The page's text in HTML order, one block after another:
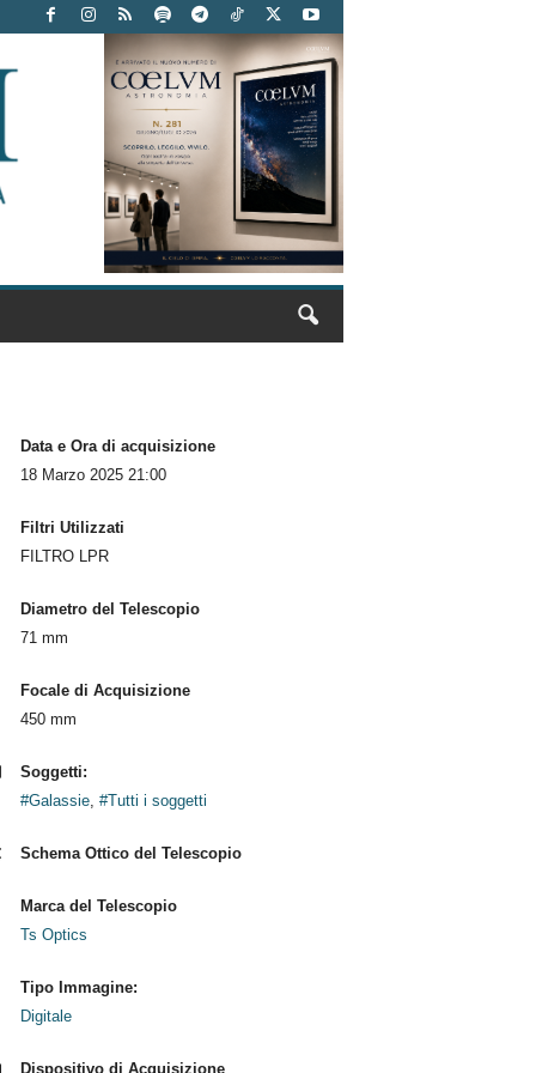
Data e Ora di acquisizione
18 Marzo 2025 21:00
Filtri Utilizzati
FILTRO LPR
Diametro del Telescopio
71 mm
Focale di Acquisizione
450 mm
Soggetti:
#Galassie, #Tutti i soggetti
Schema Ottico del Telescopio
Marca del Telescopio
Ts Optics
Tipo Immagine:
Digitale
Dispositivo di Acquisizione